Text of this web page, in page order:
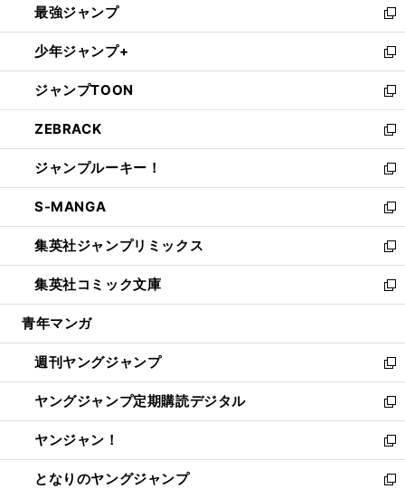
ド
ウ
で
開
く
ィ
ン
ド
ウ
で
開
く
い
ウ
ィ
ン
ド
ウ
で
開
く
最強ジャンプ
新
し
い
ウ
ィ
ン
ド
ウ
で
開
く
少年ジャンプ+
新
し
い
ウ
ィ
ン
ド
ウ
で
開
く
ジャンプTOON
新
し
い
ウ
ィ
ン
ド
ウ
で
開
く
ZEBRACK
新
し
い
ウ
ィ
ン
ド
ウ
で
開
ジャンプルーキー！
新
し
い
ウ
ィ
ン
ド
ウ
開
く
S-MANGA
新
し
い
ウ
ィ
ン
ウ
で
開
く
集英社ジャンプリミックス
新
し
い
ウ
ン
ド
ウ
で
開
く
集英社コミック文庫
新
し
ウ
ィ
ン
ド
ウ
で
開
く
青年マンガ
週刊ヤングジャンプ
新
し
い
ウ
ィ
ン
ド
ヤングジャンプ定期購読デジタル
新
し
い
ウ
ィ
ヤンジャン！
新
し
い
となりのヤングジャンプ
新